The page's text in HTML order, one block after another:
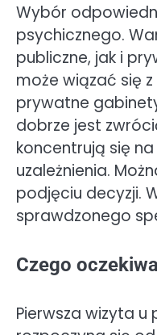
Wybór
psychicznego.
publiczne, jak i
może wiązać się
prywatne
dobrze jest
koncentrują się
uzależnienia.
podjęciu decyzji.
sprawdzonego
Czego
Pierwsza wizyta